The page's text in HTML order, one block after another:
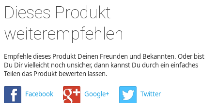
Dieses Produkt
weiterempfehlen
Empfehle dieses Produkt Deinen Freunden und Bekannten. Oder bist
Du Dir vielleicht noch unsicher, dann kannst Du durch ein einfaches
Teilen das Produkt bewerten lassen.
Facebook Google+ Twitter